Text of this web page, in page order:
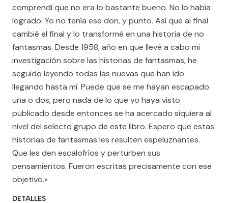
comprendí que no era lo bastante bueno. No lo había
logrado. Yo no tenía ese don, y punto. Así que al final
cambié el final y lo transformé en una historia de no
fantasmas. Desde 1958, año en que llevé a cabo mi
investigación sobre las historias de fantasmas, he
seguido leyendo todas las nuevas que han ido
llegando hasta mí. Puede que se me hayan escapado
una o dos, pero nada de lo que yo haya visto
publicado desde entonces se ha acercado siquiera al
nivel del selecto grupo de este libro. Espero que estas
historias de fantasmas les resulten espeluznantes.
Que les den escalofríos y perturben sus
pensamientos. Fueron escritas precisamente con ese
objetivo.»
DETALLES